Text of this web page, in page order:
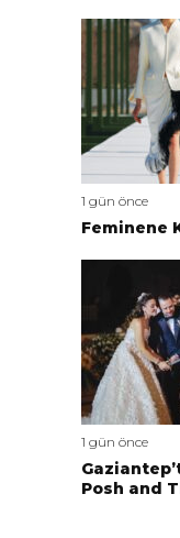
1 gün önce
Feminene
1 gün önce
Posh and